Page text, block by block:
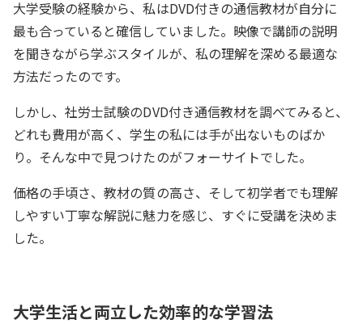
大学受験の経験から、私はDVD付きの通信教材が自分に
最も合っていると確信していました。映像で講師の説明
を聞きながら学ぶスタイルが、私の理解を深める最適な
方法だったのです。
しかし、社労士試験のDVD付き通信教材を調べてみると、
どれも費用が高く、学生の私には手が出ないものばか
り。そんな中で見つけたのがフォーサイトでした。
価格の手頃さ、教材の質の高さ、そして初学者でも理解
しやすい丁寧な解説に魅力を感じ、すぐに受講を決めま
した。
大学生活と両立した効率的な学習法